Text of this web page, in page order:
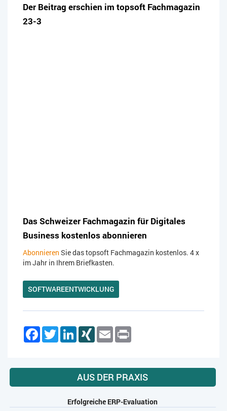
Der Beitrag erschien im topsoft Fachmagazin
23-3
Das Schweizer Fachmagazin für Digitales
Business kostenlos abonnieren
Abonnieren Sie das topsoft Fachmagazin kostenlos. 4 x
im Jahr in Ihrem Briefkasten.
SOFTWAREENTWICKLUNG
FacebookTwitterLinkedInXING Email
AUS DER PRAXIS
Erfolgreiche ERP-Evaluation